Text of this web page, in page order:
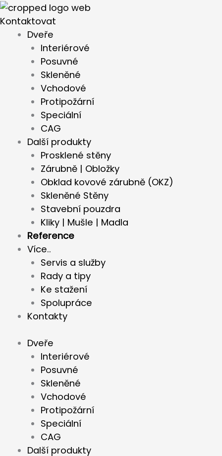
Přeskočit
na
obsah
Kontaktovat
Dveře
Interiérové
Posuvné
Skleněné
Vchodové
Protipožární
Speciální
CAG
Další produkty
Prosklené stěny
Zárubně | Obložky
Obklad kovové zárubně (OKZ)
Skleněné Stěny
Stavební pouzdra
Kliky | Mušle | Madla
Reference
Více..
Servis a služby
Rady a tipy
Ke stažení
Spolupráce
Kontakty
Dveře
Interiérové
Posuvné
Skleněné
Vchodové
Protipožární
Speciální
CAG
Další produkty